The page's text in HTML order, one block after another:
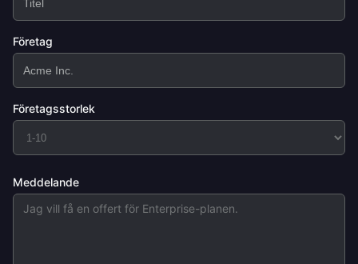
Företag
Företagsstorlek
Meddelande